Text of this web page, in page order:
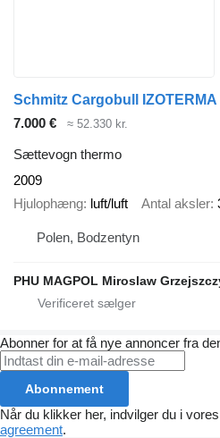
7.000 € ≈ 52.330 kr.
Sættevogn thermo
2009
Hjulophæng luft/luft Antal aksler
Polen, Bodzentyn
PHU MAGPOL Miroslaw
Abonner for at få nye annoncer fra
Abonnement
Når du klikker her, indvilger du i vores
agreement.